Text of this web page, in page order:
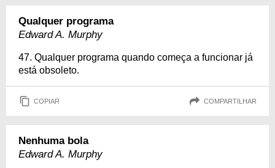
Qualquer programa
Edward A. Murphy
47. Qualquer programa quando começa a funcionar já
está obsoleto.
COPIAR COMPARTILHAR
Nenhuma bola
Edward A. Murphy